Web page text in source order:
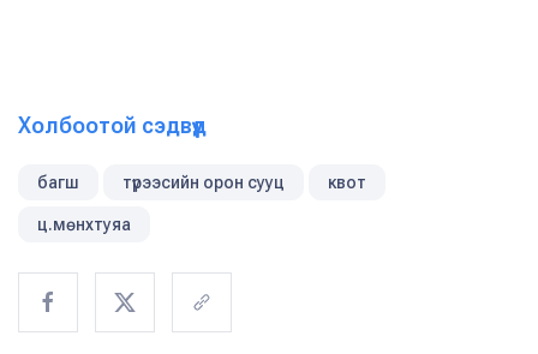
Холбоотой сэдвүүд
багш түрээсийн орон сууц квот
ц.мөнхтуяа